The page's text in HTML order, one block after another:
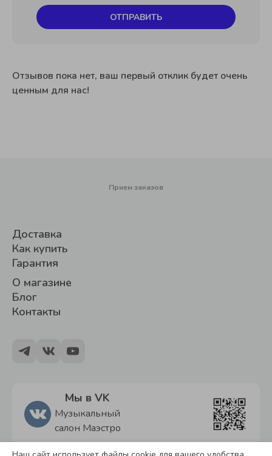
ОТПРАВИТЬ
Отзывов пока нет, ваш первый отклик будет очень
ценным для нас!
Доставка
Как купить
Гарантия
О магазине
Блог
Контакты
Прием заказов
Мы в VK
Музыкальный
салон Маэстро